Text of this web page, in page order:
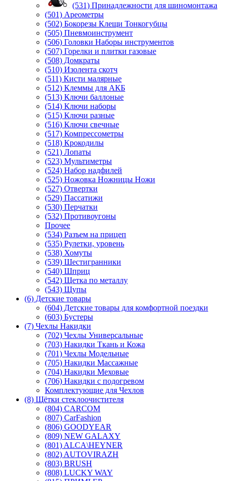
(531) Принадлежности для шиномонтажа
(501) Ареометры
(502) Бокорезы Клещи Тонкогубцы
(505) Пневмоинструмент
(506) Головки Наборы инструментов
(507) Горелки и плитки газовые
(508) Домкраты
(510) Изолента скотч
(511) Кисти малярные
(512) Клеммы для АКБ
(513) Ключи баллоные
(514) Ключи наборы
(515) Ключи разные
(516) Ключи свечные
(517) Компрессометры
(518) Крокодилы
(521) Лопаты
(523) Мультиметры
(524) Набор надфилей
(525) Ножовка Ножницы Ножи
(527) Отвертки
(529) Пассатижи
(530) Перчатки
(532) Противоугоны
Прочее
(534) Разъем на прицеп
(535) Рулетки, уровень
(538) Хомуты
(539) Шестигранники
(540) Шприц
(542) Щетка по металлу
(543) Щупы
(6) Детские товары
(604) Детские товары для комфортной поездки
(603) Бустеры
(7) Чехлы Накидки
(702) Чехлы Универсальные
(703) Накидки Ткань и Кожа
(701) Чехлы Модельные
(705) Накидки Массажные
(704) Накидки Меховые
(706) Накидки с подогревом
Комплектующие для Чехлов
(8) Щётки стеклоочистителя
(804) CARCOM
(807) CarFashion
(806) GOODYEAR
(809) NEW GALAXY
(801) ALCA\HEYNER
(802) AUTOVIRAZH
(803) BRUSH
(808) LUCKY WAY